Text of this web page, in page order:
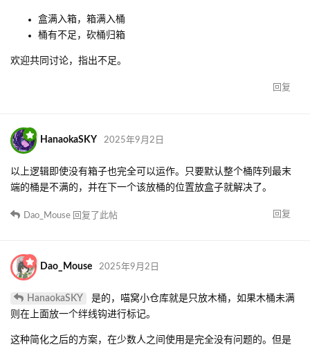
盒满入箱，箱满入桶
桶有不足，砍桶归箱
欢迎共同讨论，指出不足。
回复
HanaokaSKY 2025年9月2日
以上逻辑即使没有箱子也完全可以运作。只要默认整个桶阵列最末
端的桶是不满的，并在下一个该放桶的位置放盒子就解决了。
回复
Dao_Mouse 回复了此帖
Dao_Mouse 2025年9月2日
HanaokaSKY
是的，喵窝小仓库就是只放木桶，如果木桶未满
则在上面放一个绊线钩进行标记。
这种简化之后的方案，在少数人之间使用是完全没有问题的。但是